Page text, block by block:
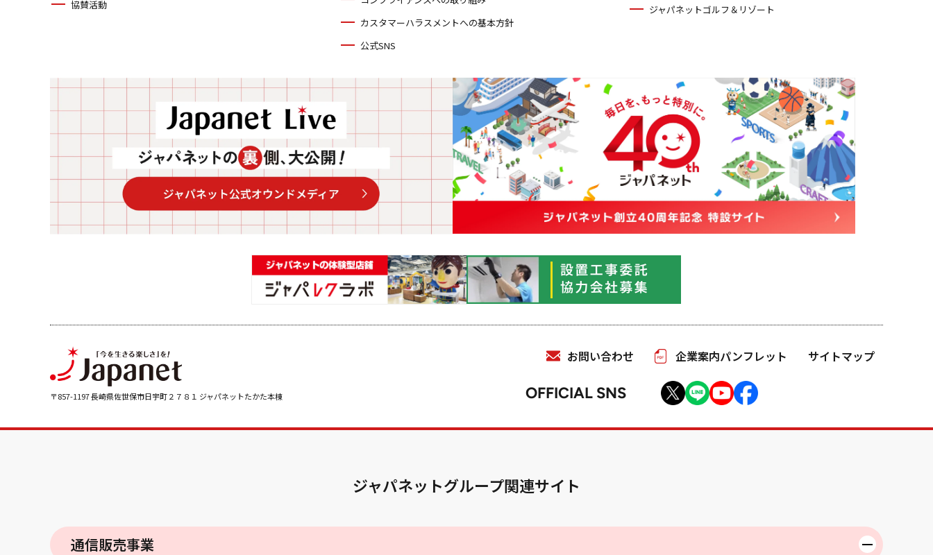
協賛活動
カスタマーハラスメントへの基本方針
公式SNS
ジャパネットゴルフ＆リゾート
〒857-1197 長崎県佐世保市日宇町２７８１ ジャパネットたかた本棟
お問い合わせ 企業案内パンフレット サイトマップ
OFFICIAL SNS
ジャパネットグループ関連サイト
通信販売事業